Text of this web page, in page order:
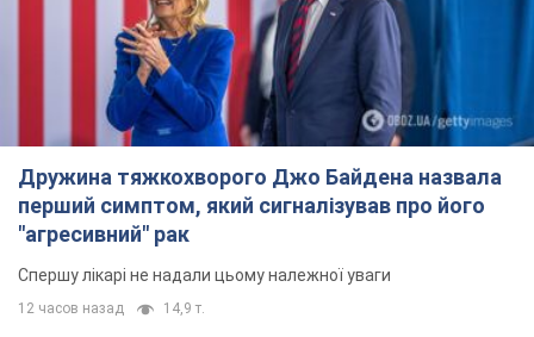
Дружина тяжкохворого Джо Байдена назвала
перший симптом, який сигналізував про його
"агресивний" рак
Спершу лікарі не надали цьому належної уваги
12 часов назад 14,9 т.